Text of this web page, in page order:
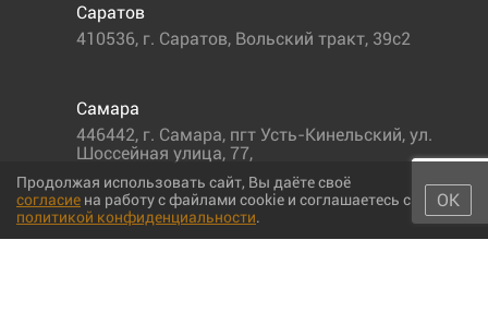
Саратов
410536, г. Саратов, Вольский тракт, 39с2
Самара
446442, г. Самара, пгт Усть-Кинельский, ул.
Шоссейная улица, 77,
Продолжая использовать сайт, Вы даёте своё
согласие на работу с файлами cookie и соглашаетесь с
политикой конфиденциальности.
ОК